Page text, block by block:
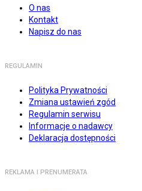
O nas
Kontakt
Napisz do nas
REGULAMIN
Polityka Prywatności
Zmiana ustawień zgód
Regulamin serwisu
Informacje o nadawcy
Deklaracja dostępności
REKLAMA I PRENUMERATA